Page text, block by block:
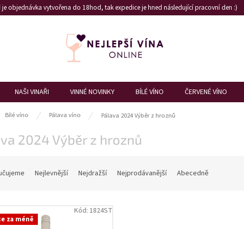
objednávka vytvořena do 18hod, tak expedice je hned následující pracovní den :)
NAŠI VINAŘI VINNÉ NOVINKY BÍLÉ VÍNO ČERVENÉ VÍNO
Bílé víno Pálava víno Pálava 2024 Výběr z hroznů
2024 Výběr z hroznů
Nejlevnější Nejdražší Nejprodávanější Abecedně
za méně
Kód: 1824ST